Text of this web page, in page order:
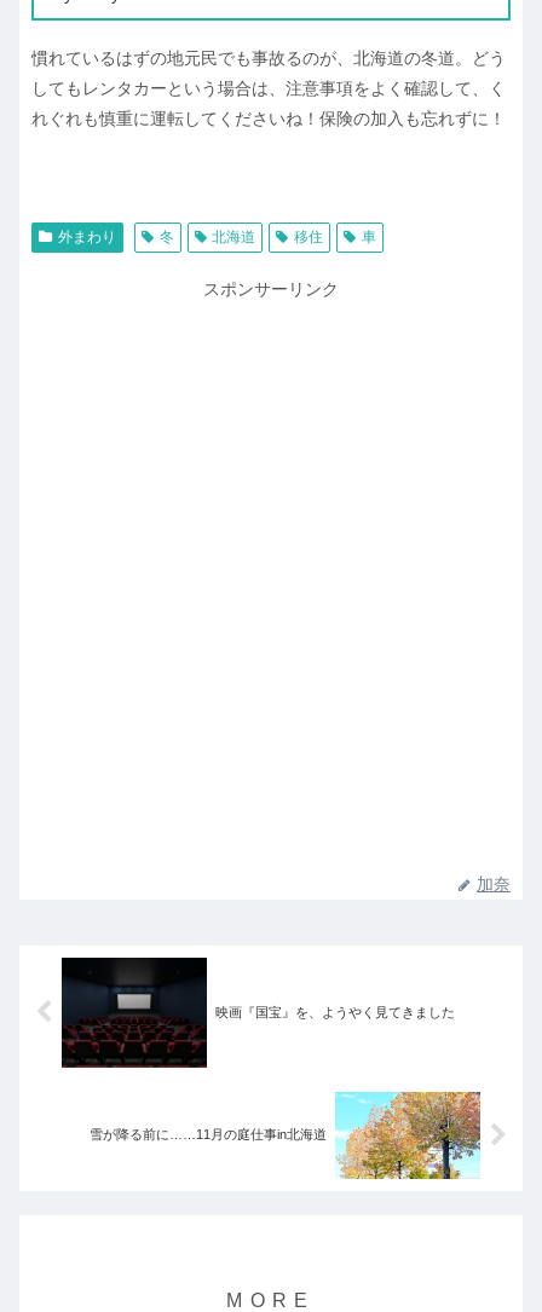
慣れているはずの地元民でも事故るのが、北海道の冬道。どう
してもレンタカーという場合は、注意事項をよく確認して、く
れぐれも慎重に運転してくださいね！保険の加入も忘れずに！
外まわり 冬 北海道 移住 車
スポンサーリンク
加奈
映画『国宝』を、ようやく見てきました
雪が降る前に……11月の庭仕事in北海道